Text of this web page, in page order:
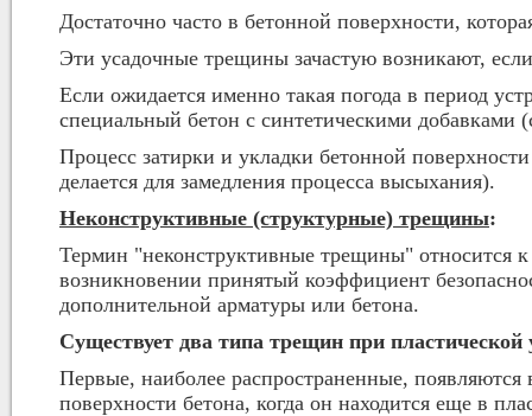
Достаточно часто в бетонной поверхности,
Эти усадочные трещины зачастую возникают,
Если ожидается именно такая погода в период
специальный бетон с синтетическими добавками
Процесс затирки и укладки бетонной
делается для замедления процесса высыхания).
Неконструктивные (структурные) трещины:
Термин "неконструктивные трещины" относится
возникновении принятый коэффициент
дополнительной aрматуры или бетона.
Существует два типа трещин при пластической
Первые, наиболее распространенные, появляются
поверхности бетона, когда он находится еще в